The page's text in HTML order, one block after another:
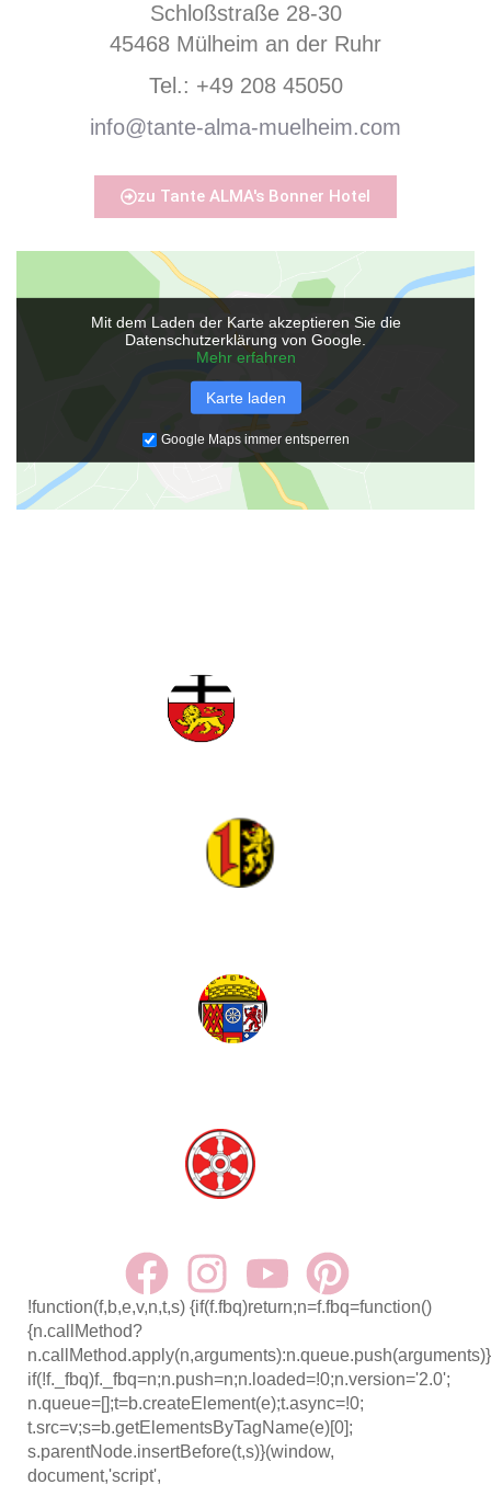
Schloßstraße 28-30
45468 Mülheim an der Ruhr
Tel.: +49 208 45050
info@tante-alma-muelheim.com
zu Tante ALMA's Bonner Hotel
Mit dem Laden der Karte akzeptieren Sie die
Datenschutzerklärung von Google.
Mehr erfahren
Karte laden
Google Maps immer entsperren
!function(f,b,e,v,n,t,s) {if(f.fbq)return;n=f.fbq=function()
{n.callMethod?
if(!f._fbq)f._fbq=n;n.push=n;n.loaded=!0;n.version='2.0';
n.queue=[];t=b.createElement(e);t.async=!0;
t.src=v;s=b.getElementsByTagName(e)[0];
s.parentNode.insertBefore(t,s)}(window,
document,'script',